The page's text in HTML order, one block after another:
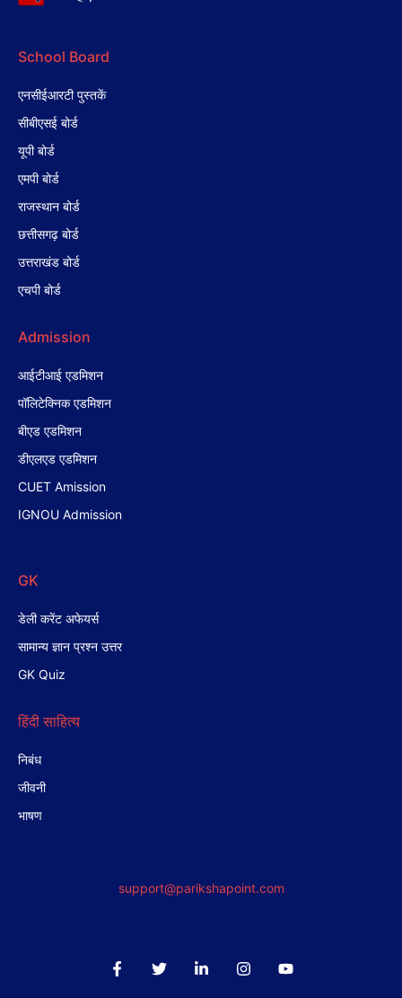
School Board
एनसीईआरटी पुस्तकें
सीबीएसई बोर्ड
यूपी बोर्ड
एमपी बोर्ड
राजस्थान बोर्ड
छत्तीसगढ़ बोर्ड
उत्तराखंड बोर्ड
एचपी बोर्ड
Admission
आईटीआई एडमिशन
पॉलिटेक्निक एडमिशन
बीएड एडमिशन
डीएलएड एडमिशन
CUET Amission
IGNOU Admission
GK
डेली करेंट अफेयर्स
सामान्य ज्ञान प्रश्न उत्तर
GK Quiz
हिंदी साहित्य
निबंध
जीवनी
भाषण
support@parikshapoint.com